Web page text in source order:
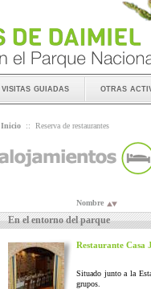
visitas guiadas otras
Inicio :: Reserva de restaurantes
Nombre
En el entorno del parque
Restaurante Casa
Situado junto a la
grupos.